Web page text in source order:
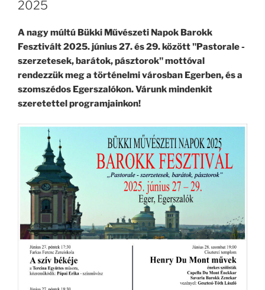
2025
A nagy múltú Bükki Művészeti Napok Barokk
Fesztivált 2025. június 27. és 29. között "Pastorale -
szerzetesek, barátok, pásztorok" mottóval
rendezzük meg a történelmi városban Egerben, és a
szomszédos Egerszalókon. Várunk mindenkit
szeretettel programjainkon!